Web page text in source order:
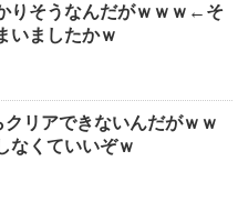
りそうなんだがｗｗｗ←そ
いましたかｗ
クリアできないんだがｗｗ
なくていいぞｗ